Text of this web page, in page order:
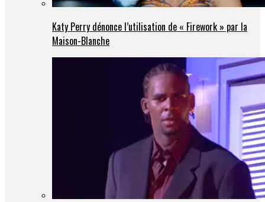
Katy Perry dénonce l’utilisation de « Firework » par la
Maison-Blanche